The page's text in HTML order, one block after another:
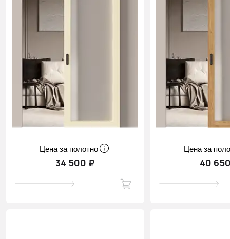
Цена за полотно
34 500 ₽
Цена за
40